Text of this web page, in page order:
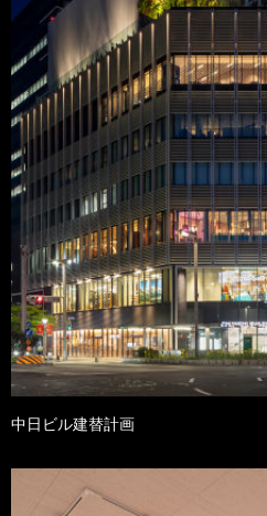
中日ビル建替計画